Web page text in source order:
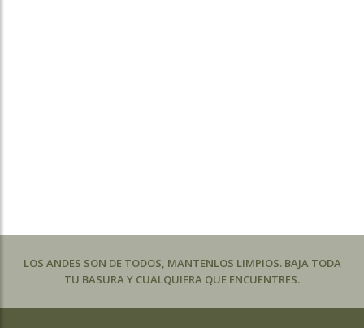
LOS ANDES SON DE TODOS, MANTENLOS LIMPIOS. BAJA TODA
TU BASURA Y CUALQUIERA QUE ENCUENTRES.